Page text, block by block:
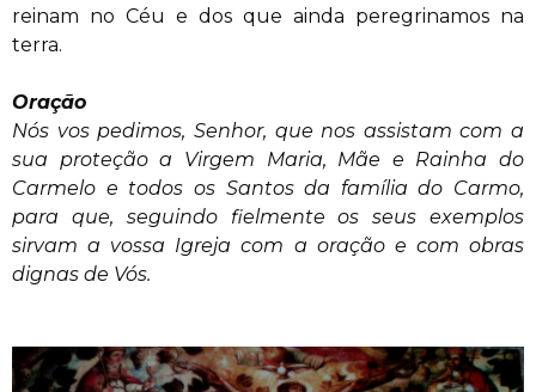
reinam no Céu e dos que ainda peregrinamos na
terra.
Oração
Nós vos pedimos, Senhor, que nos assistam com a
sua proteção a Virgem Maria, Mãe e Rainha do
Carmelo e todos os Santos da família do Carmo,
para que, seguindo fielmente os seus exemplos
sirvam a vossa Igreja com a oração e com obras
dignas de Vós.